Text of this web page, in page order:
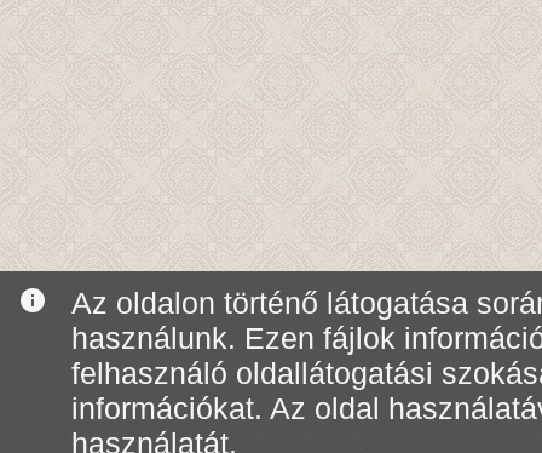
info
Az oldalon történő látogatása
használunk. Ezen fájlok
felhasználó oldallátogatási
információkat. Az oldal
használatát.